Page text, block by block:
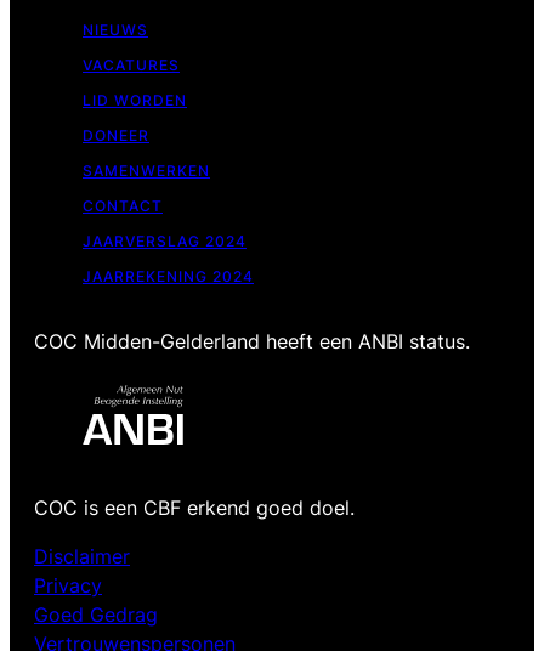
NIEUWS
VACATURES
LID WORDEN
DONEER
SAMENWERKEN
CONTACT
JAARVERSLAG 2024
JAARREKENING 2024
COC Midden-Gelderland heeft een ANBI status.
COC is een CBF erkend goed doel.
Disclaimer
Privacy
Goed Gedrag
Vertrouwenspersonen